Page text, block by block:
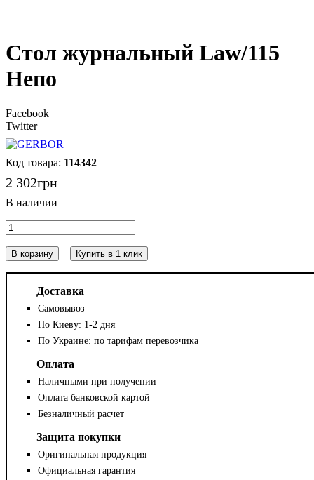
Стол журнальный Law/115
Непо
Facebook
Twitter
114342
2 302грн
В корзину Купить в 1 клик
Доставка
Самовывоз
По Киеву: 1-2 дня
По Украине: по тарифам перевозчика
Оплата
Наличными при получении
Оплата банковской картой
Безналичный расчет
Защита покупки
Оригинальная продукция
Официальная гарантия